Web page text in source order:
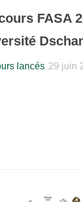
FASA
lancés 29 juin